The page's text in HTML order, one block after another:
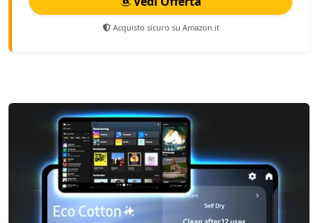
Acquisto sicuro su Amazon.it